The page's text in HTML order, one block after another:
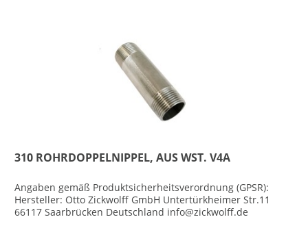
310 ROHRDOPPELNIPPEL, AUS WST. V4A
Angaben gemäß Produktsicherheitsverordnung (GPSR):
Hersteller: Otto Zickwolff GmbH Untertürkheimer Str.11
66117 Saarbrücken Deutschland info@zickwolff.de